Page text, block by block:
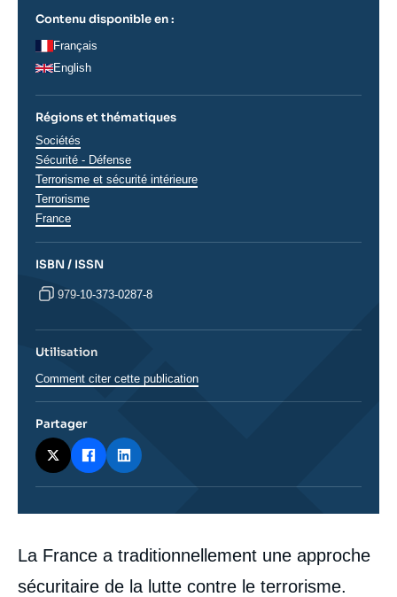
Corps
analyses
La France a traditionnellement une approche
sécuritaire de la lutte contre le terrorisme.
Contenu disponible en :
Français
English
Régions et thématiques
Thématiques
analyses
Sociétés
Sécurité - Défense
Terrorisme et sécurité intérieure
Terrorisme
Régions
France
ISBN / ISSN
979-10-373-0287-8
Utilisation
Comment citer cette publication
Partager